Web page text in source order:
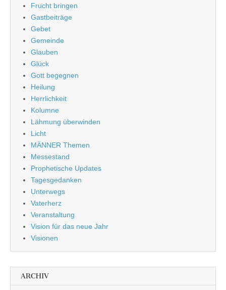
Frucht bringen
Gastbeiträge
Gebet
Gemeinde
Glauben
Glück
Gott begegnen
Heilung
Herrlichkeit
Kolumne
Lähmung überwinden
Licht
MÄNNER Themen
Messestand
Prophetische Updates
Tagesgedanken
Unterwegs
Vaterherz
Veranstaltung
Vision für das neue Jahr
Visionen
ARCHIV